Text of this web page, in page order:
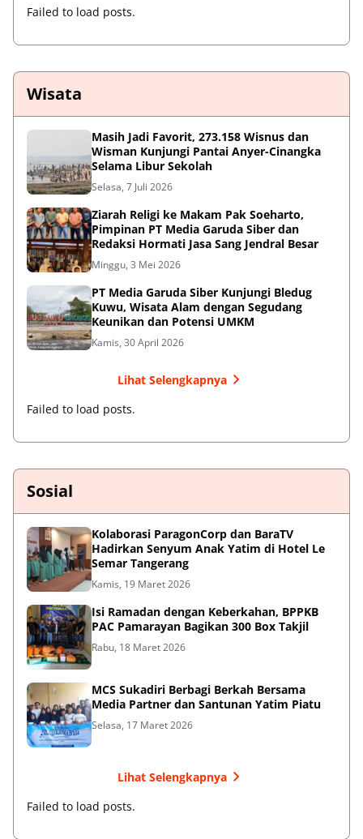
Failed to load posts.
Wisata
Masih Jadi Favorit, 273.158 Wisnus dan
Wisman Kunjungi Pantai Anyer-Cinangka
Selama Libur Sekolah
Selasa, 7 Juli 2026
Ziarah Religi ke Makam Pak Soeharto,
Pimpinan PT Media Garuda Siber dan
Redaksi Hormati Jasa Sang Jendral Besar
Minggu, 3 Mei 2026
PT Media Garuda Siber Kunjungi Bledug
Kuwu, Wisata Alam dengan Segudang
Keunikan dan Potensi UMKM
Kamis, 30 April 2026
Lihat Selengkapnya
Failed to load posts.
Sosial
Kolaborasi ParagonCorp dan BaraTV
Hadirkan Senyum Anak Yatim di Hotel Le
Semar Tangerang
Kamis, 19 Maret 2026
Isi Ramadan dengan Keberkahan, BPPKB
PAC Pamarayan Bagikan 300 Box Takjil
Rabu, 18 Maret 2026
MCS Sukadiri Berbagi Berkah Bersama
Media Partner dan Santunan Yatim Piatu
Selasa, 17 Maret 2026
Lihat Selengkapnya
Failed to load posts.